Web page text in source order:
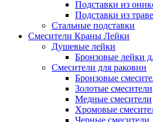
Подставки из
Подставки из
Стальные подставки
Смесители Краны Лейки
Душевые лейки
Бронзовые лейки
Смесители для раковин
Бронзовые
Золотые смесители
Медные смесители
Хромовые
Черные смесители